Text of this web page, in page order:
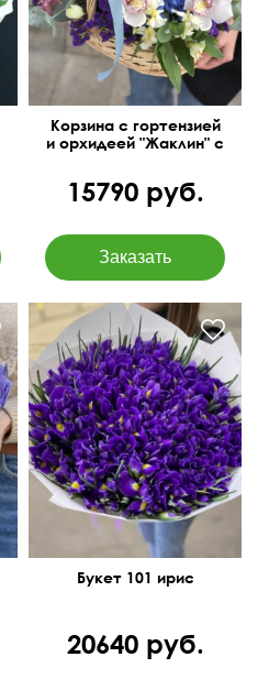
Корзина с гортензией
и орхидеей "Жаклин" с
альстромерий
15790 руб.
Букет 101 ирис
20640 руб.